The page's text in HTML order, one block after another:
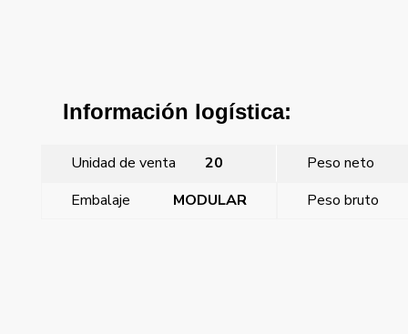
Información logística:
Unidad de venta 20
Peso neto
Embalaje
MODULAR Peso bruto